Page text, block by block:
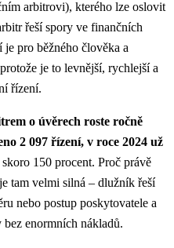
arbitrovi), kterého lze oslovit
řeší spory ve finančních
pro běžného člověka a
je to levnější, rychlejší a
řízení.
o úvěrech roste ročně
2 097 řízení, v roce 2024 už
150 procent. Proč právě
tam velmi silná – dlužník řeší
nebo postup poskytovatele a
bez enormních nákladů.